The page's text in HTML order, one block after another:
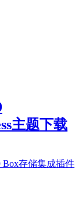
主题下载